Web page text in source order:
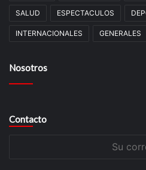
SALUD ESPECTACULOS
INTERNACIONALES GENERALES
Nosotros
Contacto